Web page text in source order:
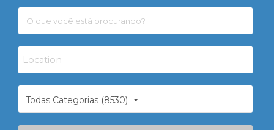
Todas Categorias (8530)